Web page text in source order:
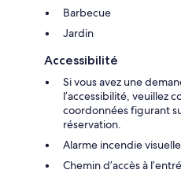
Barbecue
Jardin
Accessibilité
Si vous avez une
l’accessibilité, veuillez
coordonnées figurant
réservation.
Alarme incendie visuelle
Chemin d’accès à